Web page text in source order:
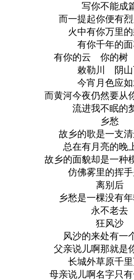
写你不能成
而一提起你便有
火中有你万里
有你千年的
有你的云 你的树
敕勒川 阴山
今宵月色应
而黄河今夜仍然要从
流进我不眠的
乡愁
故乡的歌是一支
总在有月亮的晚
故乡的面貌却是一种
仿佛雾里的挥
离别后
乡愁是一棵没有
永不老去
狂风沙
风沙的来处有一
父亲说儿啊那就是
长城外草原千
母亲说儿啊名字只